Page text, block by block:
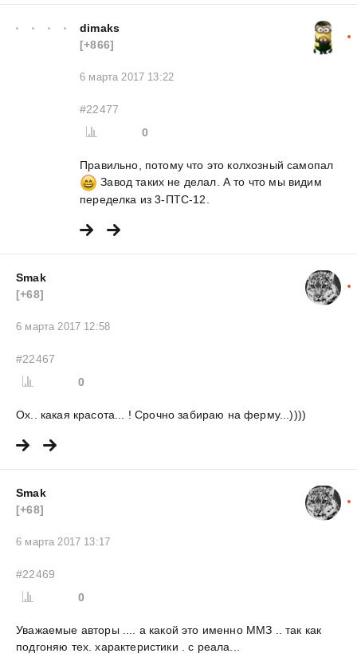
dimaks
[+866]
6 марта 2017 13:22
#22477
0
Правильно, потому что это колхозный самопал
Завод таких не делал. А то что мы видим
переделка из 3-ПТС-12.
Smak
[+68]
6 марта 2017 12:58
#22467
0
Ох.. какая красота... ! Срочно забираю на ферму...))))
Smak
[+68]
6 марта 2017 13:17
#22469
0
Уважаемые авторы .... а какой это именно ММЗ .. так как
подгоняю тех. характеристики . с реала...